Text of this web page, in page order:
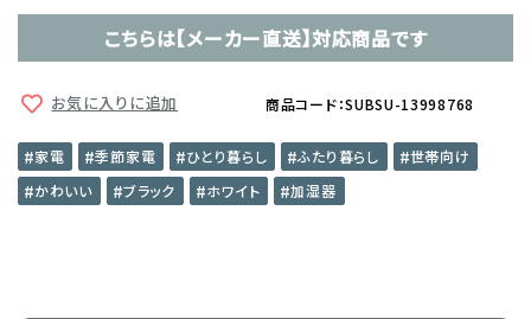
こちらは【メーカー直送】対応商品です
お気に入りに追加 商品コード：SUBSU-13998768
家電 季節家電 ひとり暮らし ふたり暮らし
世帯向け
かわいい
ブラック ホワイト 加湿器